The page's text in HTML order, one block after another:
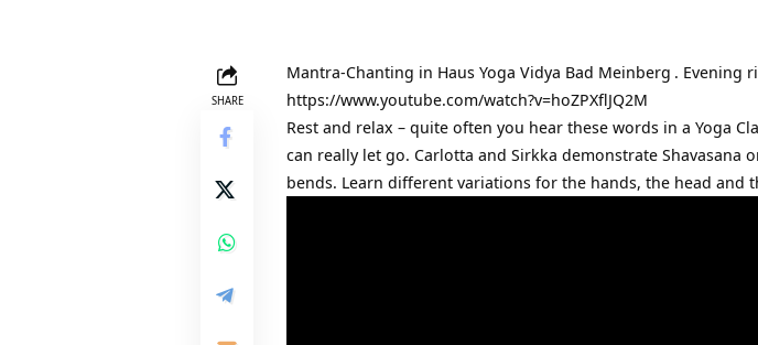
SHARE
Mantra-Chanting in Haus Yoga Vidya Bad Meinberg . Evening
https://www.youtube.com/watch?v=hoZPXflJQ2M
Rest and relax – quite often you hear these words in a Yoga
can really let go. Carlotta and Sirkka demonstrate
bends. Learn different variations for the hands, the head and